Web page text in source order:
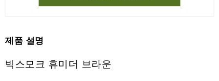
제품 설명
빅스모크 휴미더 브라운